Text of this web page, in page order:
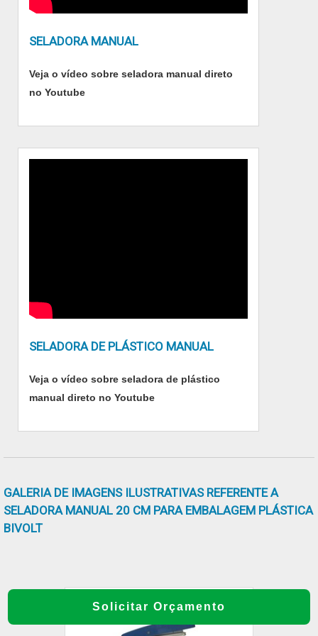
empresa que preza pela segurança, padrões
qualidade onde são realizadas as atividades e
biblioteca técnica de apoio. Tudo isso, somado
de consultores associados e profissionais com
garantem a melhor experiência para os
SELADORA MANUAL
Veja o vídeo sobre seladora manual direto
no Youtube
SELADORA DE PLÁSTICO MANUAL
Veja o vídeo sobre seladora de plástico
manual direto no Youtube
GALERIA DE IMAGENS ILUSTRATIVAS REFERENTE A
SELADORA MANUAL 20 CM PARA EMBALAGEM PLÁSTICA
BIVOLT
Solicitar Orçamento